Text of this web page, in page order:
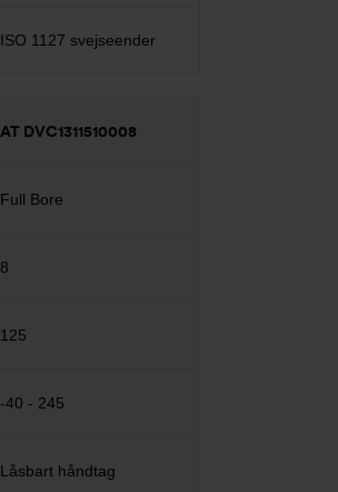
ISO 1127 svejseender
AT DVC1311510008
Full Bore
8
125
-40 - 245
Låsbart håndtag